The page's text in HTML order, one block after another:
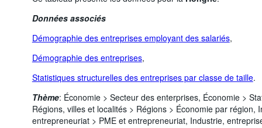
Données associés
Démographie des entreprises employant des salariés,
Démographie des entreprises,
Statistiques structurelles des entreprises par classe de taille.
Thème: Économie > Secteur des enterprises, Économie >
Régions, villes et localités > Régions > Économie par région,
entrepreneuriat > PME et entrepreneuriat, Industrie,